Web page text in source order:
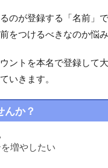
のが登録する「名前」
をつけるべきなのか悩み
ントを本名で登録して
いきます。
んか？
増やしたい